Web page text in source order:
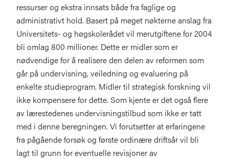
ressurser og ekstra innsats både fra faglige og
administrativt hold. Basert på meget nøkterne anslag fra
Universitets- og høgskolerådet vil merutgiftene for 2004
bli omlag 800 millioner. Dette er midler som er
nødvendige for å realisere den delen av reformen som
går på undervisning, veiledning og evaluering på
enkelte studieprogram. Midler til strategisk forskning vil
ikke kompensere for dette. Som kjente er det også flere
av lærestedenes undervisningstilbud som ikke er tatt
med i denne beregningen. Vi forutsetter at erfaringene
fra pågående forsøk og første ordinære driftsår vil bli
lagt til grunn for eventuelle revisjoner av